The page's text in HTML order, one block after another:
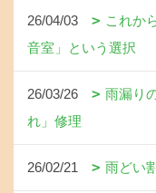
26/04/03
これか
音室」という選択
26/03/26
雨漏り
れ」修理
26/02/21 雨どい